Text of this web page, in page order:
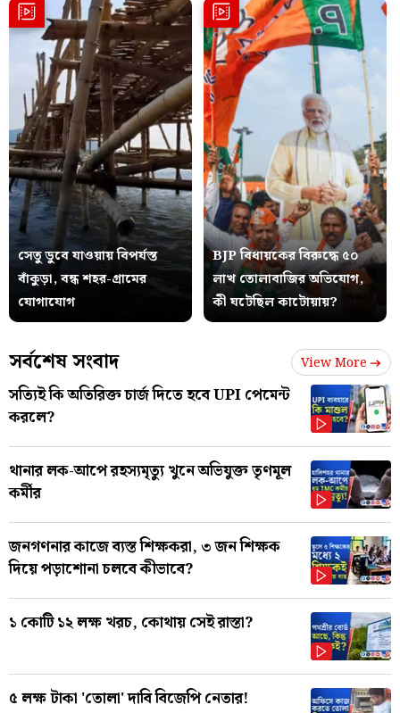
সেতু ডুবে যাওয়ায় বিপর্যস্ত
বাঁকুড়া, বন্ধ শহর-গ্রামের
যোগাযোগ
BJP বিধায়কের বিরুদ্ধে ৫০
লাখ তোলাবাজির অভিযোগ,
কী ঘটেছিল কাটোয়ায়?
সর্বশেষ সংবাদ View More
সত্যিই কি অতিরিক্ত চার্জ দিতে হবে UPI পেমেন্ট
করলে?
থানার লক-আপে রহস্যমৃত্যু খুনে অভিযুক্ত তৃণমূল
কর্মীর
জনগণনার কাজে ব্যস্ত শিক্ষকরা, ৩ জন শিক্ষক
দিয়ে পড়াশোনা চলবে কীভাবে?
১ কোটি ১২ লক্ষ খরচ, কোথায় সেই রাস্তা?
৫ লক্ষ টাকা 'তোলা' দাবি বিজেপি নেতার!